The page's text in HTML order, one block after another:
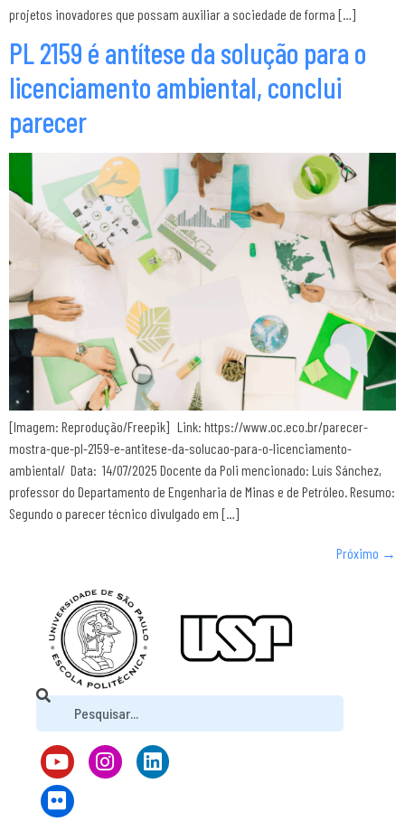
projetos inovadores que possam auxiliar a sociedade de forma […]
PL 2159 é antítese da solução para o
licenciamento ambiental, conclui
parecer
[Imagem: Reprodução/Freepik] Link: https://www.oc.eco.br/parecer-
mostra-que-pl-2159-e-antitese-da-solucao-para-o-licenciamento-
ambiental/ Data: 14/07/2025 Docente da Poli mencionado: Luís Sánchez,
professor do Departamento de Engenharia de Minas e de Petróleo. Resumo:
Segundo o parecer técnico divulgado em […]
Próximo →